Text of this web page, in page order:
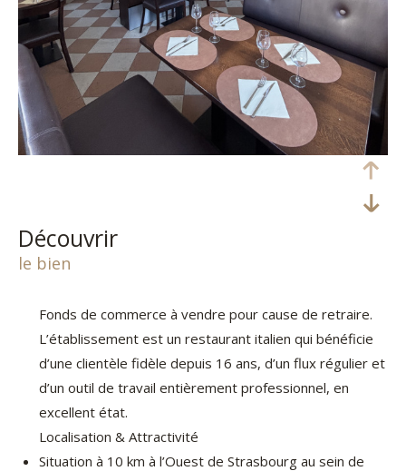
découvrir
le bien
Fonds de commerce à vendre pour cause de retraire.
L’établissement est un restaurant italien qui bénéficie
d’une clientèle fidèle depuis 16 ans, d’un flux régulier et
d’un outil de travail entièrement professionnel, en
excellent état.
Localisation & Attractivité
Situation à 10 km à l’Ouest de Strasbourg au sein de